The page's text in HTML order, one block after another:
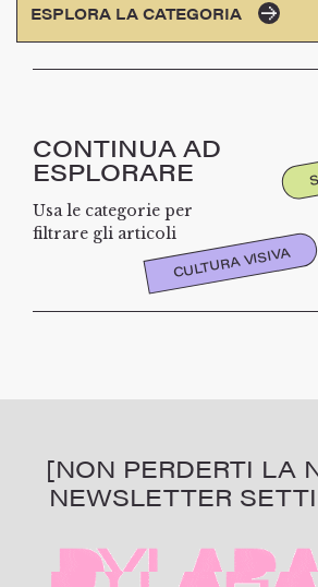
ESPLORA LA CATEGORIA
CONTINUA AD
ESPLORARE
Usa le categorie per
filtrare gli articoli
CULTURA VISIVA
[NON PERDERTI LA
NEWSLETTER